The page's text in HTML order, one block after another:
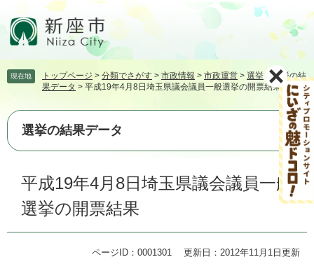
頭
す。
飛
て
本
現在地 トップページ > 分類でさがす > 市政情報 > 市政運営 > 選挙>選挙の結
果データ > 平成19年4月8日埼玉県議会議員一般選挙の開票結果
選挙の結果データ
平成19年4月8日埼玉県議会議員一般
選挙の開票結果
ページID：0001301 更新日：2012年11月1日更新